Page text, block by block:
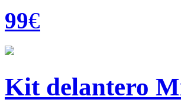
99€
Kit delantero